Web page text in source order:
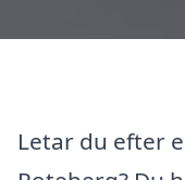
Letar du efter